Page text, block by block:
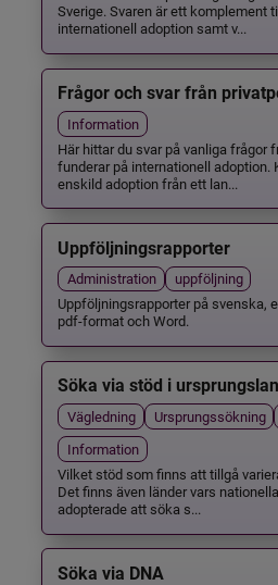
Sverige. Svaren är ett komplement
internationell adoption samt v...
Frågor och svar från
Information
Här hittar du svar på vanliga frågor
funderar på internationell adoption.
enskild adoption från ett lan...
Uppföljningsrapporter
Administration
uppföljning
Uppföljningsrapporter på svenska,
pdf-format och Word.
Söka via stöd i
Vägledning Ursprungssökning
Information
Vilket stöd som finns att tillgå
Det finns även länder vars
adopterade att söka s...
Söka via DNA